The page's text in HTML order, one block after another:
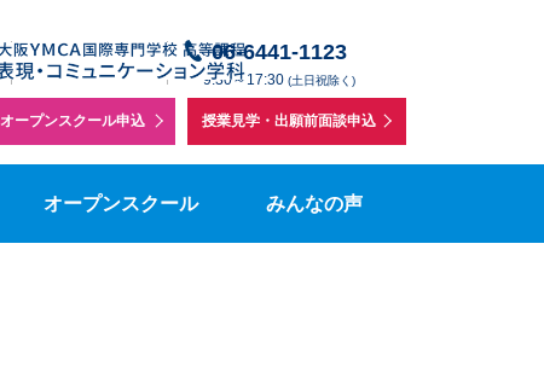
メールでの
お問い合わせ
06-6441-1123
9:30～17:30 (土日祝除く)
オープンスクール申込 授業見学・出願前面談申込
オープンスクール
授業体験・学校説明会
個別相談
みんなの声
在校生の声
在校生保護者の声